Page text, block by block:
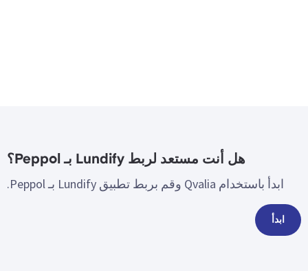
هل أنت مستعد لربط Lundify بـ Peppol؟
ابدأ باستخدام Qvalia وقم بربط تطبيق Lundify بـ Peppol.
ابدأ